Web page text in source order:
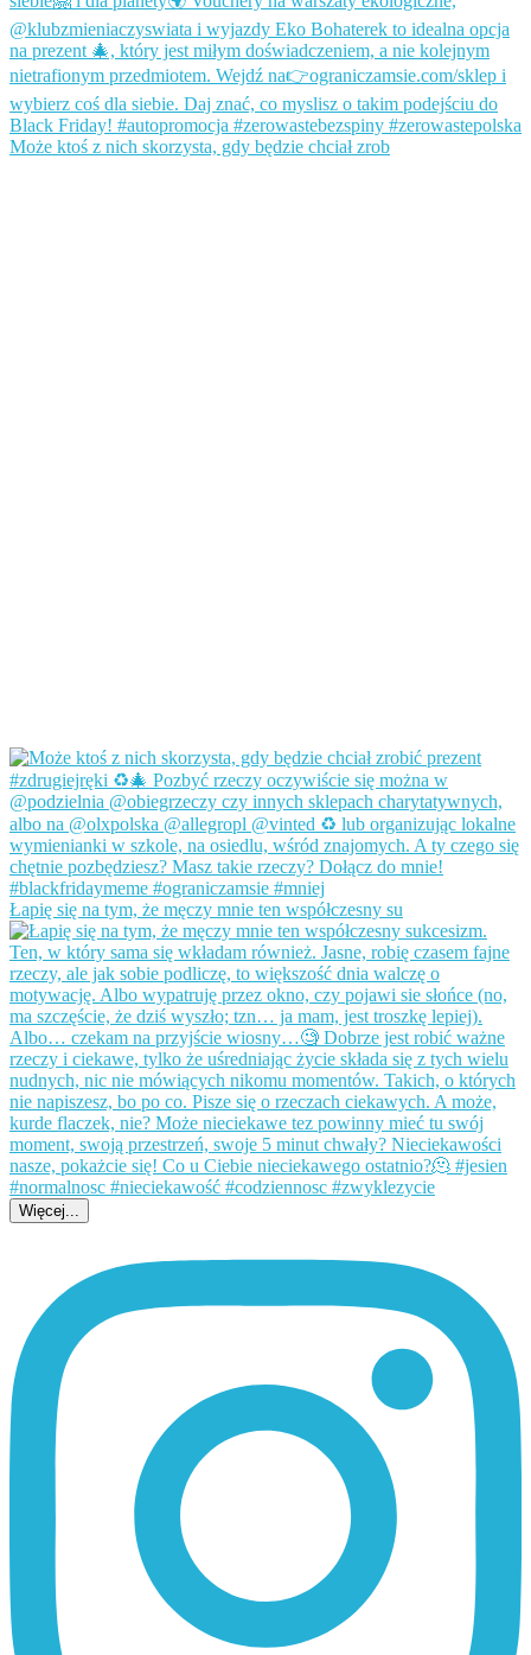
Może ktoś z nich skorzysta, gdy będzie chciał zrob
Łapię się na tym, że męczy mnie ten współczesny su
Więcej...